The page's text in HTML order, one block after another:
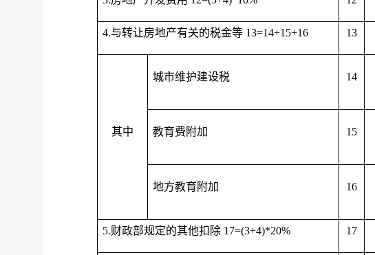
4.与转让房地产有关的税金等 13=14+15+16 13
其中
城市维护建设税 14
教育费附加 15
地方教育附加 16
5.财政部规定的其他扣除 17=(3+4)*20% 17